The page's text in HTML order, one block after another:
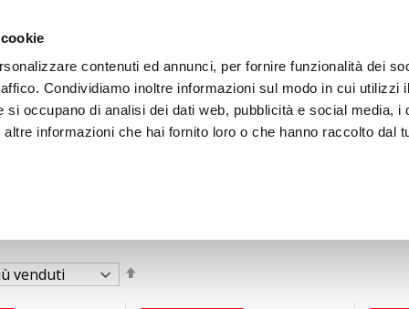
contenuti ed annunci, per fornire funzionalità dei
Condividiamo inoltre informazioni sul modo in cui utilizzi
si occupano di analisi dei dati web, pubblicità e social media, i
informazioni che hai fornito loro o che hanno raccolto dal